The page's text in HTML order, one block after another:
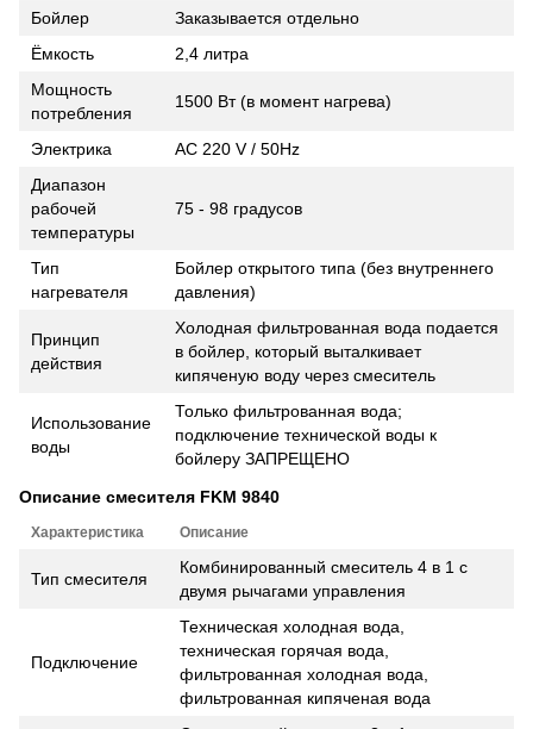
Бойлер
Заказывается отдельно
Ёмкость
2,4 литра
Мощность
потребления
1500 Вт (в момент нагрева)
Электрика
AC 220 V / 50Hz
Диапазон
рабочей
температуры
75 - 98 градусов
Тип
нагревателя
Бойлер открытого типа (без внутреннего
давления)
Принцип
действия
Холодная фильтрованная вода подается
в бойлер, который выталкивает
кипяченую воду через смеситель
Использование
воды
Только фильтрованная вода;
подключение технической воды к
бойлеру ЗАПРЕЩЕНО
Описание смесителя FKM 9840
Характеристика Описание
Тип смесителя
Комбинированный смеситель 4 в 1 с
двумя рычагами управления
Подключение
Техническая холодная вода,
техническая горячая вода,
фильтрованная холодная вода,
фильтрованная кипяченая вода